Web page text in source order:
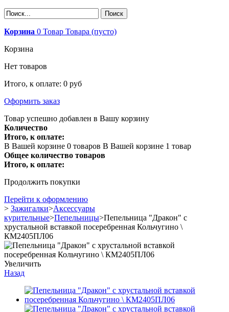
Корзина 0 Товар Товара (пусто)
Корзина
Нет товаров
Итого, к оплате: 0 руб
Оформить заказ
Товар успешно добавлен в Вашу корзину
Количество
Итого, к оплате:
В Вашей корзине 0 товаров В Вашей корзине 1 товар
Общее количество товаров
Итого, к оплате:
Продолжить покупки
Перейти к оформлению
> Зажигалки>Аксессуары
курительные>Пепельницы>Пепельница "Дракон" с
хрустальной вставкой посеребренная Кольчугино \
КМ2405ПЛ06
Увеличить
Назад